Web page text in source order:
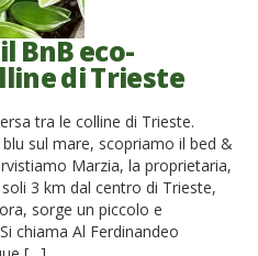
BnB eco-
di Trieste
tra le colline di Trieste.
sul mare, scopriamo il bed &
Marzia, la proprietaria,
3 km dal centro di Trieste,
sorge un piccolo e
chiama Al Ferdinandeo